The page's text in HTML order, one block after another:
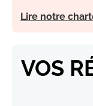
Lire notre
VOS